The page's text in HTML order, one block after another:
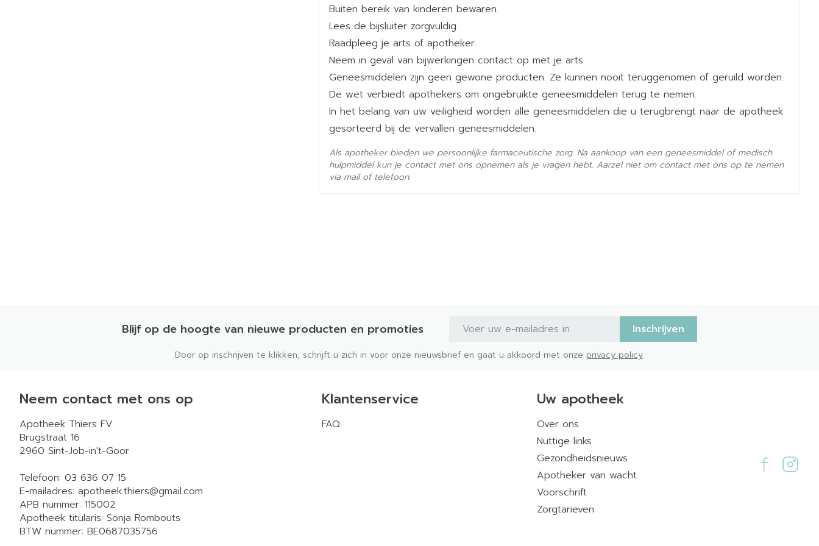
Max. 4800 mg /dag
De totale dagdosis verdelen over 3 innames per dag met max. 12 u interval
Startdosis: 10 tot 15 mg/kg/dag
Onderhoudsdosis: 25 tot 35 mg/kg/dag
Max. 50 mg/kg/dag
De totale dagdosis verdelen over 3 innames per dag met max. 12 u interval
Initiële titratie
Dag 2: 2 x 300 mg
Dag 3: 3 x 300 mg
Breedte 70 mm
Lengte 95 mm
Diepte 90 mm
Hoeveelheid
Verpakking
100
Actieve
Ingrediënten
gabapentine
Buiten bereik van kinderen bewaren.
Lees de bijsluiter zorgvuldig.
Raadpleeg je arts of apotheker.
Neem in geval van bijwerkingen contact op met je arts.
Geneesmiddelen zijn geen gewone producten. Ze kunnen nooit teruggenomen of geruild worden.
De wet verbiedt apothekers om ongebruikte geneesmiddelen terug te nemen.
In het belang van uw veiligheid worden alle geneesmiddelen die u terugbrengt naar de apotheek
gesorteerd bij de vervallen geneesmiddelen.
Als apotheker bieden we persoonlijke farmaceutische zorg. Na aankoop van een geneesmiddel of medisch
hulpmiddel kun je contact met ons opnemen als je vragen hebt. Aarzel niet om contact met ons op te nemen
via mail of telefoon.
Blijf op de hoogte van nieuwe producten en promoties E-mail adres Inschrijven
Door op inschrijven te klikken, schrijft u zich in voor onze nieuwsbrief en gaat u akkoord met onze privacy policy.
Neem contact met ons op
Apotheek Thiers FV
Brugstraat 16
2960 Sint-Job-in't-Goor
Telefoon: 03 636 07 15
E-mailadres: apotheek.thiers@gmail.com
APB nummer: 115002
Apotheek titularis: Sonja Rombouts
BTW nummer: BE0687035756
Klantenservice
FAQ
Uw apotheek
Over ons
Nuttige links
Gezondheidsnieuws
Apotheker van wacht
Voorschrift
Zorgtarieven